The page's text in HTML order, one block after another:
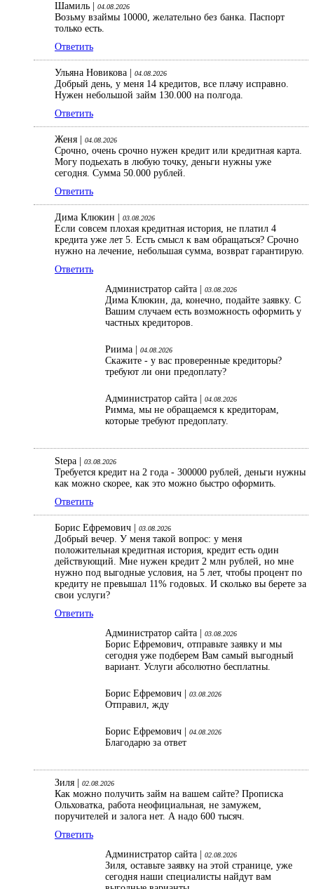
Шамиль | 04.08.2026
Возьму взаймы 10000, желательно без банка. Паспорт
только есть.
Ответить
Ульяна Новикова | 04.08.2026
Добрый день, у меня 14 кредитов, все плачу исправно.
Нужен небольшой займ 130.000 на полгода.
Ответить
Женя | 04.08.2026
Срочно, очень срочно нужен кредит или кредитная карта.
Могу подьехать в любую точку, деньги нужны уже
сегодня. Сумма 50.000 рублей.
Ответить
Дима Клюкин | 03.08.2026
Если совсем плохая кредитная история, не платил 4
кредита уже лет 5. Есть смысл к вам обращаться? Срочно
нужно на лечение, небольшая сумма, возврат гарантирую.
Ответить
Администратор сайта |
03.08.2026
Дима Клюкин, да, конечно, подайте заявку. С
Вашим случаем есть возможность оформить у
частных кредиторов.
Риима | 04.08.2026
Скажите - у вас проверенные кредиторы?
требуют ли они предоплату?
Администратор сайта | 04.08.2026
Римма, мы не обращаемся к кредиторам,
которые требуют предоплату.
Stepa | 03.08.2026
Требуется кредит на 2 года - 300000 рублей, деньги нужны
как можно скорее, как это можно быстро оформить.
Ответить
Борис Ефремович | 03.08.2026
Добрый вечер. У меня такой вопрос: у меня
положительная кредитная история, кредит есть один
действующий. Мне нужен кредит 2 млн рублей, но мне
нужно под выгодные условия, на 5 лет, чтобы процент по
кредиту не превышал 11% годовых. И сколько вы берете за
свои услуги?
Ответить
Администратор сайта |
03.08.2026
Борис Ефремович, отправьте заявку и мы
сегодня уже подберем Вам самый выгодный
вариант. Услуги абсолютно бесплатны.
Борис Ефремович | 03.08.2026
Отправил, жду
Борис Ефремович | 04.08.2026
Благодарю за ответ
Зиля | 02.08.2026
Как можно получить займ на вашем сайте? Прописка
Ольховатка, работа неофициальная, не замужем,
поручителей и залога нет. А надо 600 тысяч.
Ответить
Администратор сайта |
02.08.2026
Зиля, оставьте заявку на этой странице, уже
сегодня наши специалисты найдут вам